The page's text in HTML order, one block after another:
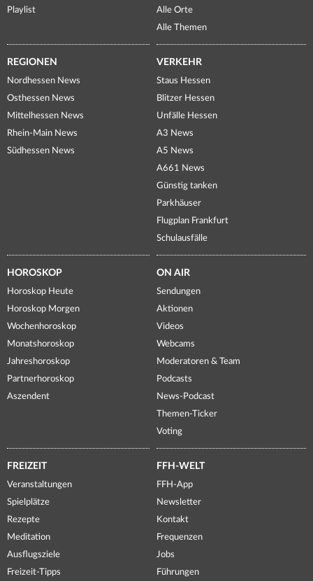
Playlist
Alle Orte
Alle Themen
REGIONEN
Nordhessen News
Osthessen News
Mittelhessen News
Rhein-Main News
Südhessen News
VERKEHR
Staus Hessen
Blitzer Hessen
Unfälle Hessen
A3 News
A5 News
A661 News
Günstig tanken
Parkhäuser
Flugplan Frankfurt
Schulausfälle
HOROSKOP
Horoskop Heute
Horoskop Morgen
Wochenhoroskop
Monatshoroskop
Jahreshoroskop
Partnerhoroskop
Aszendent
ON AIR
Sendungen
Aktionen
Videos
Webcams
Moderatoren & Team
Podcasts
News-Podcast
Themen-Ticker
Voting
FREIZEIT
Veranstaltungen
Spielplätze
Rezepte
Meditation
Ausflugsziele
Freizeit-Tipps
FFH-WELT
FFH-App
Newsletter
Kontakt
Frequenzen
Jobs
Führungen